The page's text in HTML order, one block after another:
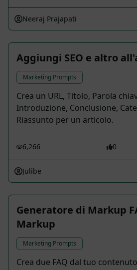
Neeraj Prajapati
Aggiungi SEO e altro
Marketing Prompts
Crea un URL, Titolo, Parola
Introduzione, Conclusione,
Riassunto per un articolo.
6,266 0
Julibe
Generatore di Markup
Markup
Marketing Prompts
Crea due FAQ dal tuo